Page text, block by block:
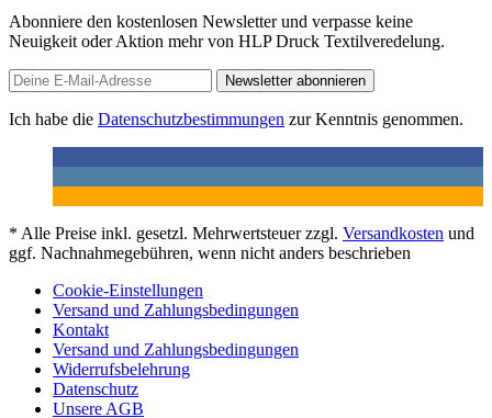
Abonniere den kostenlosen Newsletter und verpasse keine
Neuigkeit oder Aktion mehr von HLP Druck Textilveredelung.
Newsletter abonnieren
Ich habe die Datenschutzbestimmungen zur Kenntnis genommen.
* Alle Preise inkl. gesetzl. Mehrwertsteuer zzgl. Versandkosten und
ggf. Nachnahmegebühren, wenn nicht anders beschrieben
Cookie-Einstellungen
Versand und Zahlungsbedingungen
Kontakt
Versand und Zahlungsbedingungen
Widerrufsbelehrung
Datenschutz
Unsere AGB